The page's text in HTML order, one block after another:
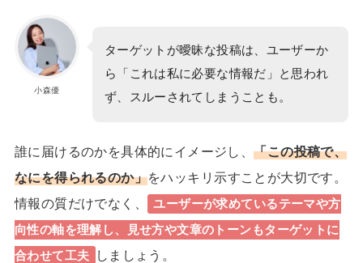
小森優
ターゲットが曖昧な投稿は、ユーザーか
ら「これは私に必要な情報だ」と思われ
ず、スルーされてしまうことも。
誰に届けるのかを具体的にイメージし、「この投稿で、
なにを得られるのか」をハッキリ示すことが大切です。
情報の質だけでなく、
ユーザーが求めているテーマや方
向性の軸を理解し、見せ方や文章のトーンもターゲットに
合わせて工夫
しましょう。